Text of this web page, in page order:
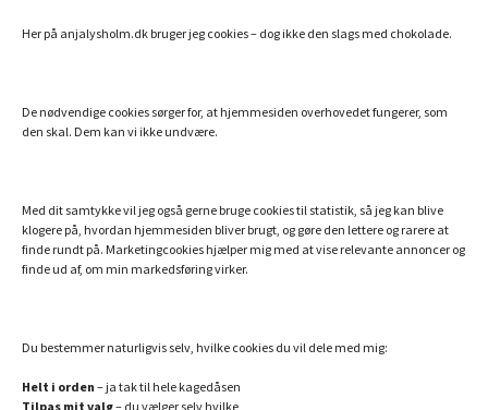
Her på anjalysholm.dk bruger jeg cookies – dog ikke den slags med chokolade.
De nødvendige cookies sørger for, at hjemmesiden overhovedet fungerer, som
den skal. Dem kan vi ikke undvære.
Med dit samtykke vil jeg også gerne bruge cookies til statistik, så jeg kan blive
klogere på, hvordan hjemmesiden bliver brugt, og gøre den lettere og rarere at
finde rundt på. Marketingcookies hjælper mig med at vise relevante annoncer og
finde ud af, om min markedsføring virker.
Du bestemmer naturligvis selv, hvilke cookies du vil dele med mig:
Helt i orden – ja tak til hele kagedåsen
Tilpas mit valg– du vælger selv hvilke
MINE ANDRE SIDER
Efterlivet.dk
Essentielle olier fra doTERRA
Hemi-Sync – din danske guide
Verdens bedste collagenpulver med NMN og resveratrol